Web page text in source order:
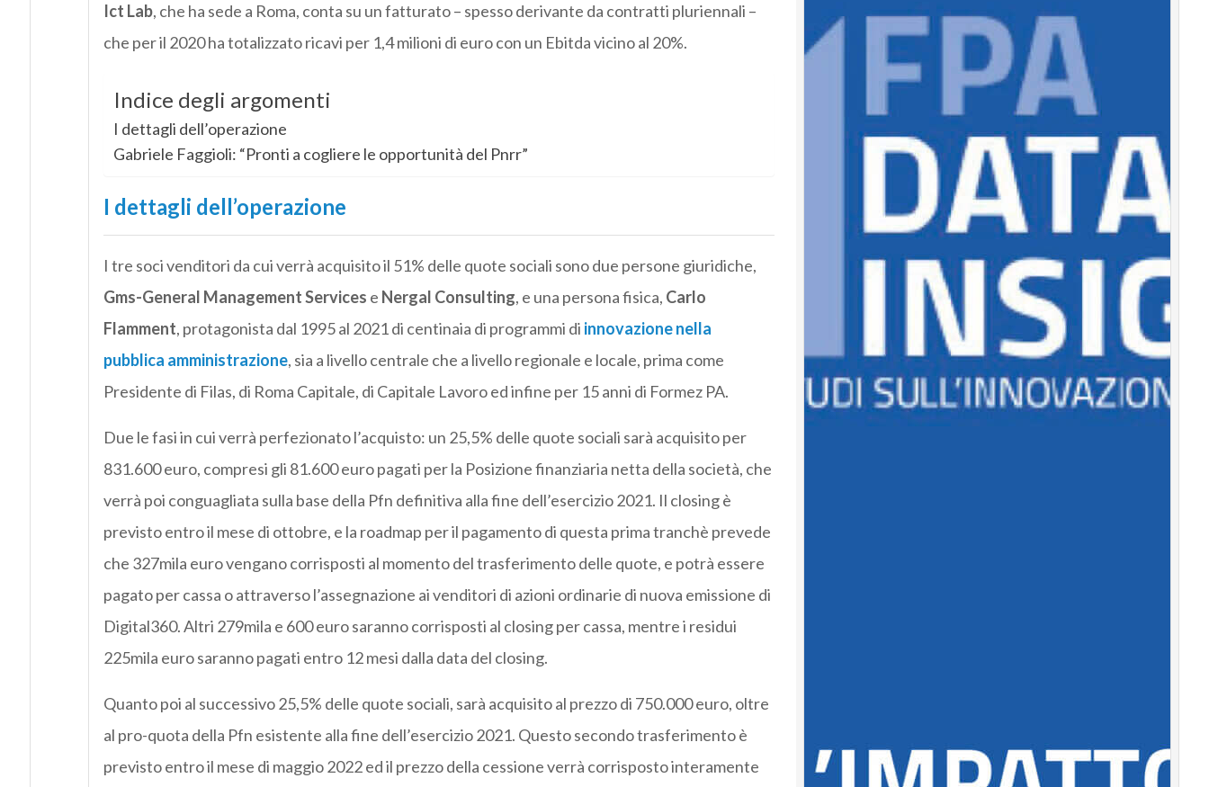
Ict Lab, che ha sede a Roma, conta su un fatturato – spesso derivante da contratti pluriennali –
che per il 2020 ha totalizzato ricavi per 1,4 milioni di euro con un Ebitda vicino al 20%.
Indice degli argomenti
I dettagli dell’operazione
Gabriele Faggioli: “Pronti a cogliere le opportunità del Pnrr”
I dettagli dell’operazione
I tre soci venditori da cui verrà acquisito il 51% delle quote sociali sono due persone giuridiche,
Gms-General Management Services e Nergal Consulting, e una persona fisica, Carlo
Flamment, protagonista dal 1995 al 2021 di centinaia di programmi di innovazione nella
pubblica amministrazione, sia a livello centrale che a livello regionale e locale, prima come
Presidente di Filas, di Roma Capitale, di Capitale Lavoro ed infine per 15 anni di Formez PA.
Due le fasi in cui verrà perfezionato l’acquisto: un 25,5% delle quote sociali sarà acquisito per
831.600 euro, compresi gli 81.600 euro pagati per la Posizione finanziaria netta della società, che
verrà poi conguagliata sulla base della Pfn definitiva alla fine dell’esercizio 2021. Il closing è
previsto entro il mese di ottobre, e la roadmap per il pagamento di questa prima tranchè prevede
che 327mila euro vengano corrisposti al momento del trasferimento delle quote, e potrà essere
pagato per cassa o attraverso l’assegnazione ai venditori di azioni ordinarie di nuova emissione di
Digital360. Altri 279mila e 600 euro saranno corrisposti al closing per cassa, mentre i residui
225mila euro saranno pagati entro 12 mesi dalla data del closing.
Quanto poi al successivo 25,5% delle quote sociali, sarà acquisito al prezzo di 750.000 euro, oltre
al pro-quota della Pfn esistente alla fine dell’esercizio 2021. Questo secondo trasferimento è
previsto entro il mese di maggio 2022 ed il prezzo della cessione verrà corrisposto interamente